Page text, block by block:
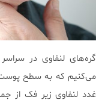
گره‌های لنفاوی در
می‌کنیم که به سطح پوست
غدد لنفاوی زیر فک